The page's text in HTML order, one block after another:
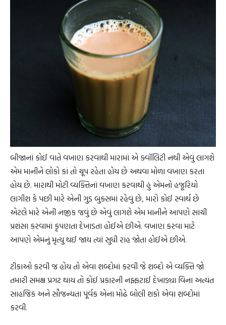
બીજાનાં કોઈ વાતે વખાણ કરવાથી મારામાં એ ક્વૉલિટી નથી એવું લાગશે
એમ માનીને લોકો કાં તો ચૂપ રહેતા હોય છે અથવા મોળા વખાણ કરતા
હોય છે. મારાથી મોટી વ્યક્તિનાં વખાણ કરવાથી હું એમનો હજૂરિયો
લાગીશ કે પછી મારે એની ગુડ બુક્સમાં રહેવું છે, મારો કોઈ સ્વાર્થ છે
એટલે મારે એની નજીક જવું છે એવું લાગશે એમ માનીને આપણે સાચી
પ્રશંસા કરવામાં કૃપણતા દેખાડતા હોઈએ છીએ. વખાણ કરવા માટે
આપણે એમનું મૃત્યુ થઈ જાય ત્યાં સુધી રાહ જોતા હોઈએ છીએ.
ટીકાઓ કરવી જ હોય તો એવા શબ્દોમાં કરવી જે શબ્દો એ વ્યક્તિ જો
તમારી સમક્ષ પ્રગટ થાય તો કોઈ પ્રકારની નફ્ફટાઈ દેખાડ્યા વિના અત્યંત
સાહજિક અને સૌજન્યતા પૂર્વક એના મોઢે બોલી શકો એવા શબ્દોમાં
કરવી.